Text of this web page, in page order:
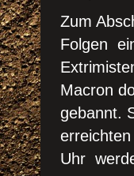
Zum
Folgen
Macron
gebannt.
Uhr